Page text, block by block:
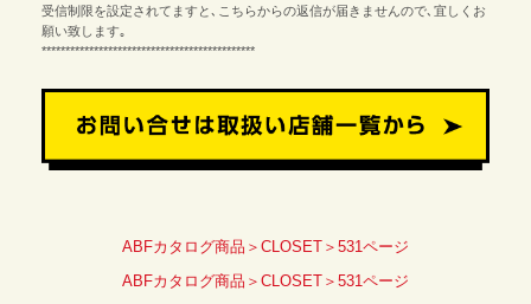
受信制限を設定されてますと､こちらからの返信が届きませんので､宜しくお
願い致します｡
*********************************************
ABFカタログ商品＞CLOSET＞531ページ
ABFカタログ商品＞CLOSET＞531ページ